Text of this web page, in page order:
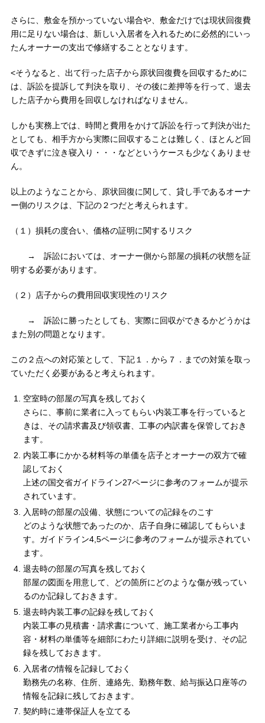
さらに、敷金を預かっていない場合や、敷金だけでは現状回復費
用に足りない場合は、新しい入居者を入れるために必然的にいっ
たんオーナーの支出で修繕することとなります。
<そうなると、出て行った店子から原状回復費を回収するために
は、訴訟を提訴して判決を取り、その後に差押等を行って、退去
した店子から費用を回収しなければなりません。
しかも実務上では、時間と費用をかけて訴訟を行って判決が出た
としても、相手方から実際に回収することは難しく、ほとんど回
収できずに泣き寝入り・・・などというケースも少なくありませ
ん。
以上のようなことから、原状回復に関して、貸し手であるオーナ
ー側のリスクは、下記の２つだと考えられます。
（１）損耗の度合い、価格の証明に関するリスク
→ 訴訟においては、オーナー側から部屋の損耗の状態を証
明する必要があります。
（２）店子からの費用回収実現性のリスク
→ 訴訟に勝ったとしても、実際に回収ができるかどうかは
また別の問題となります。
この２点への対応策として、下記１．から７．までの対策を取っ
ていただく必要があると考えられます。
空室時の部屋の写真を残しておく
さらに、事前に業者に入ってもらい内装工事を行っていると
きは、その請求書及び領収書、工事の内訳書を保管しておき
ます。
内装工事にかかる材料等の単価を店子とオーナーの双方で確
認しておく
上述の国交省ガイドライン27ページに参考のフォームが提示
されています。
入居時の部屋の設備、状態についての記録をのこす
どのような状態であったのか、店子自身に確認してもらいま
す。ガイドライン4,5ページに参考のフォームが提示されてい
ます。
退去時の部屋の写真を残しておく
部屋の図面を用意して、どの箇所にどのような傷が残ってい
るのか記録しておきます。
退去時内装工事の記録を残しておく
内装工事の見積書・請求書について、施工業者から工事内
容・材料の単価等を細部にわたり詳細に説明を受け、その記
録を残しておきます。
入居者の情報を記録しておく
勤務先の名称、住所、連絡先、勤務年数、給与振込口座等の
情報を記録に残しておきます。
契約時に連帯保証人を立てる